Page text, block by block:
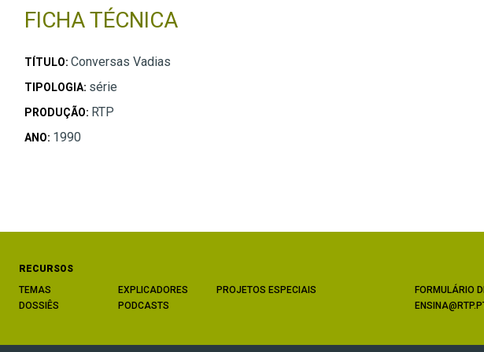
FICHA TÉCNICA
TÍTULO: Conversas Vadias
TIPOLOGIA: série
PRODUÇÃO: RTP
ANO: 1990
RECURSOS
TEMAS
DOSSIÊS
EXPLICADORES
PODCASTS
PROJETOS ESPECIAIS
FORMULÁRIO